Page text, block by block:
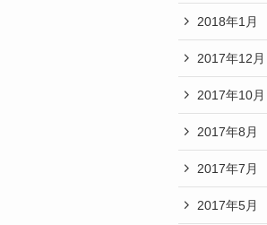
2018年1月
2017年12月
2017年10月
2017年8月
2017年7月
2017年5月